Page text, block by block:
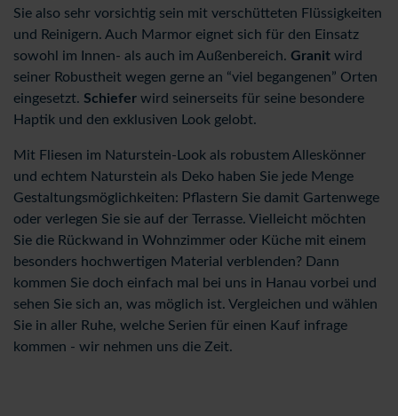
Sie also sehr vorsichtig sein mit verschütteten Flüssigkeiten
und Reinigern. Auch Marmor eignet sich für den Einsatz
sowohl im Innen- als auch im Außenbereich. Granit wird
seiner Robustheit wegen gerne an “viel begangenen” Orten
eingesetzt. Schiefer wird seinerseits für seine besondere
Haptik und den exklusiven Look gelobt.
Mit Fliesen im Naturstein-Look als robustem Alleskönner
und echtem Naturstein als Deko haben Sie jede Menge
Gestaltungsmöglichkeiten: Pflastern Sie damit Gartenwege
oder verlegen Sie sie auf der Terrasse. Vielleicht möchten
Sie die Rückwand in Wohnzimmer oder Küche mit einem
besonders hochwertigen Material verblenden? Dann
kommen Sie doch einfach mal bei uns in Hanau vorbei und
sehen Sie sich an, was möglich ist. Vergleichen und wählen
Sie in aller Ruhe, welche Serien für einen Kauf infrage
kommen - wir nehmen uns die Zeit.